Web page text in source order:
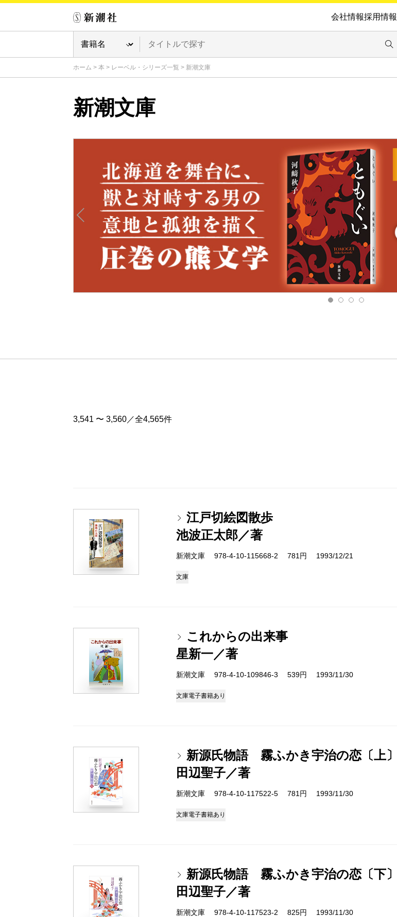
会社情報採用情報
ホーム > 本 > レーベル・シリーズ一覧 > 新潮文庫
新潮文庫
3,541 〜 3,560／全4,565件
江戸切絵図散歩
池波正太郎／著
新潮文庫 978-4-10-115668-2 781円 1993/12/21
文庫
これからの出来事
星新一／著
新潮文庫 978-4-10-109846-3 539円 1993/11/30
文庫電子書籍あり
新源氏物語 霧ふかき宇治の恋〔上〕
田辺聖子／著
新潮文庫 978-4-10-117522-5 781円 1993/11/30
文庫電子書籍あり
新源氏物語 霧ふかき宇治の恋〔下〕
田辺聖子／著
新潮文庫 978-4-10-117523-2 825円 1993/11/30